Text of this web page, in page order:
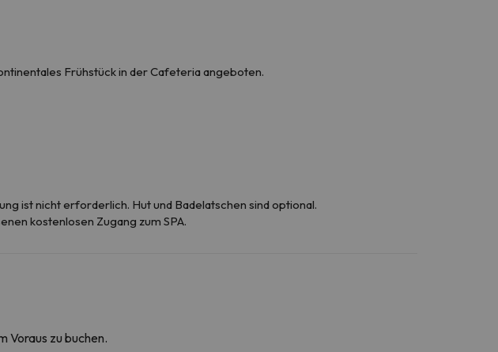
Frühstück in der Cafeteria angeboten.
ist nicht erforderlich. Hut und Badelatschen sind optional.
kostenlosen Zugang zum SPA.
Voraus zu buchen.